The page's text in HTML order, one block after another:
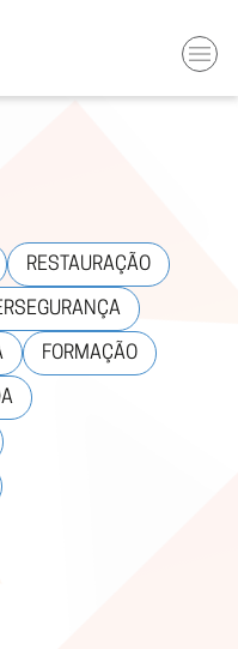
RESTAURAÇÃO
FORMAÇÃO